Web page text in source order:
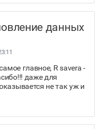
данных
главное, R savera -
даже для
не так уж и